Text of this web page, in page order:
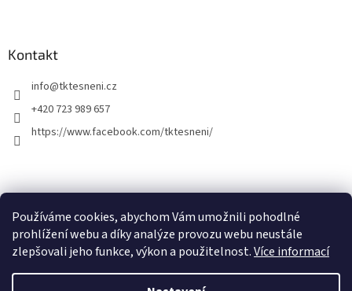
Používáme cookies, abychom Vám umožnili pohodlné
prohlížení webu a díky analýze provozu webu neustále
zlepšovali jeho funkce, výkon a použitelnost.Více informací
Kontakt
info@tktesneni.cz
+420 723 989 657
https://www.facebook.com/tktesneni/